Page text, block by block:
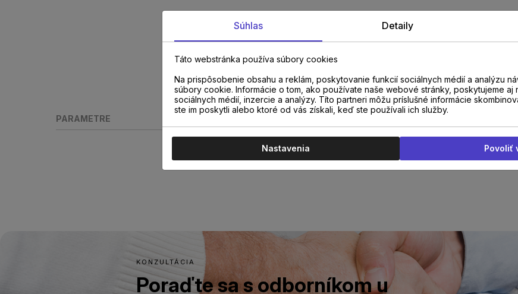
PARAMETRE
KONZULTÁCIA
Poraďte sa s odborníkom u
Súhlas Detaily
Táto webstránka používa súbory cookies
Na prispôsobenie obsahu a reklám, poskytovanie funkcií sociálnych médií a analýzu
súbory cookie. Informácie o tom, ako používate naše webové stránky, poskytujeme aj
sociálnych médií, inzercie a analýzy. Títo partneri môžu príslušné informácie
ste im poskytli alebo ktoré od vás získali, keď ste používali ich služby.
Nastavenia Povoliť